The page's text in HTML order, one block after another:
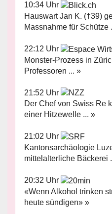
10:34 Uhr
Hauswart Jan K. (†39)
Massnahme für Schütze
22:12 Uhr
Monster-Prozess in
Professoren ... »
21:52 Uhr
Der Chef von Swiss Re
einer Hitzewelle ... »
21:02 Uhr
Kantonsarchäologie
mittelalterliche Bäckerei
20:32 Uhr
«Wenn Alkohol trinken
heute sündigen» »